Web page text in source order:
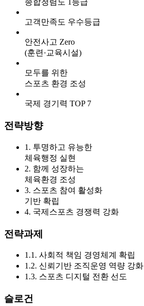
종합청렴도 1등급
고객만족도 우수등급
안전사고 Zero
(훈련·교육시설)
모두를 위한
스포츠 환경 조성
국제 경기력 TOP 7
전략방향
1. 투명하고 유능한
체육행정 실현
2. 함께 성장하는
체육환경 조성
3. 스포츠 참여 활성화
기반 확립
4. 국제스포츠 경쟁력 강화
전략과제
1.1. 사회적 책임 경영체계 확립
1.2. 신뢰기반 조직운영 역량 강화
1.3. 스포츠 디지털 전환 선도
슬로건